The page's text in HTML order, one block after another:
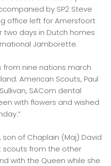
by SP2 Steve
office left for Amersfoort
two days in Dutch homes
Jamborette.
nine nations march
American Scouts, Paul
SACom dental
with flowers and wished
son of Chaplain (Maj) David
scouts from the other
with the Queen while she